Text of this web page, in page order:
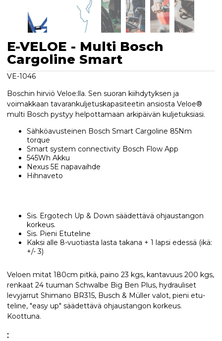
E-VELOE - Multi Bosch
Cargoline Smart
VE-1046
Boschin hirviö Veloe:lla. Sen suoran kiihdytyksen ja
voimakkaan tavarankuljetuskapasiteetin ansiosta Veloe®
multi Bosch pystyy helpottamaan arkipäivän kuljetuksiasi.
Sähköavusteinen Bosch Smart Cargoline 85Nm
torque
Smart system connectivity Bosch Flow App
545Wh Akku
Nexus 5E napavaihde
Hihnaveto
Sis. Ergotech Up & Down säädettävä ohjaustangon
korkeus.
Sis. Pieni Etuteline
Kaksi alle 8-vuotiasta lasta takana + 1 lapsi edessä (ikä:
+/- 3)
Veloen mitat 180cm pitkä, paino 23 kgs, kantavuus 200 kgs,
renkaat 24 tuuman Schwalbe Big Ben Plus, hydrauliset
levyjarrut Shimano BR315, Busch & Müller valot, pieni etu-
teline, "easy up" säädettävä ohjaustangon korkeus.
Koottuna.
: